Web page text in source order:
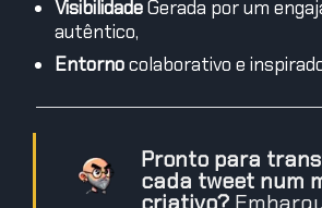
VisibilidadeGerada por um
autêntico,
Entornocolaborativo e
Pronto para
cada tweet num